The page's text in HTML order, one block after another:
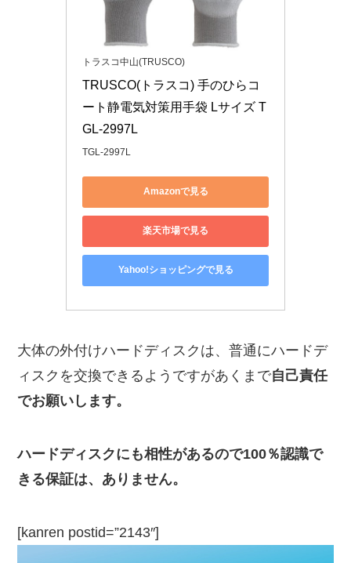
トラスコ中山(TRUSCO)
TRUSCO(トラスコ) 手のひらコ
ート静電気対策用手袋 Lサイズ T
GL-2997L
TGL-2997L
Amazonで見る
楽天市場で見る
Yahoo!ショッピングで見る
大体の外付けハードディスクは、普通にハードデ
ィスクを交換できるようですがあくまで自己責任
でお願いします。
ハードディスクにも相性があるので100％認識で
きる保証は、ありません。
[kanren postid=”2143″]